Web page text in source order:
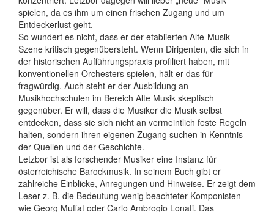
spielen, da es ihm um einen frischen Zugang und um
Entdeckerlust geht.
So wundert es nicht, dass er der etablierten Alte-Musik-
Szene kritisch gegenübersteht. Wenn Dirigenten, die sich in
der historischen Aufführungspraxis profiliert haben, mit
konventionellen Orchesters spielen, hält er das für
fragwürdig. Auch steht er der Ausbildung an
Musikhochschulen im Bereich Alte Musik skeptisch
gegenüber. Er will, dass die Musiker die Musik selbst
entdecken, dass sie sich nicht an vermeintlich feste Regeln
halten, sondern ihren eigenen Zugang suchen in Kenntnis
der Quellen und der Geschichte.
Letzbor ist als forschender Musiker eine Instanz für
österreichi­sche Barockmusik. In seinem Buch gibt er
zahlreiche Einblicke, Anregungen und Hinweise. Er zeigt dem
Leser z. B. die Bedeutung wenig beachteter Komponisten
wie Georg Muffat oder Carlo Ambrogio Lonati. Das